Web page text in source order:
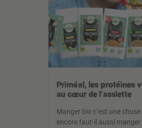
Priméal, les protéines
au cœur de l'assiette
Manger bio c’est une
encore faut-il aussi